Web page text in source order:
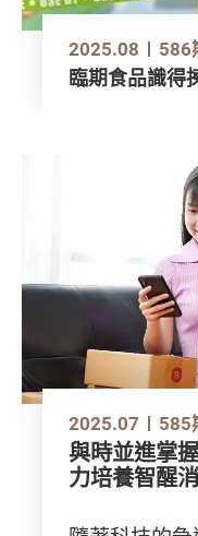
2025.08 586
2025.07 585
與時並進掌
力培養智醒